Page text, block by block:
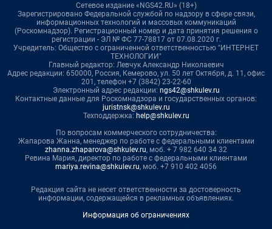
Сетевое издание «NGS42.RU» (18+)
Зарегистрировано Федеральной службой по надзору в сфере связи,
информационных технологий и массовых коммуникаций
(Роскомнадзор). Регистрационный номер и дата принятия решения о
регистрации - ЭЛ № ФС 77-78817 от 07.08.2020 г.
Учредитель: Общество с ограниченной ответственностью "ИНТЕРНЕТ
ТЕХНОЛОГИИ"
Главный редактор: Левчук Александр Николаевич
Адрес редакции: 650000, Россия, Кемерово, ул. 50 лет Октября, д. 11, офис
201, телефон +7 (3842) 23-22-60
Электронный адрес редакции: ngs42@shkulev.ru
Контактные данные для Роскомнадзора и государственных органов:
juristnsk@shkulev.ru
Техподдержка: help@shkulev.ru
По вопросам коммерческого сотрудничества:
Жапарова Жанна, менеджер по работе с федеральными клиентами
zhanna.zhaparova@shkulev.ru, моб. + 7 982 640 34 32
Ревина Мария, директор по работе с федеральными клиентами
mariya.revina@shkulev.ru, моб. +7 910 402 4056
Редакция сайта не несет ответственности за достоверность
информации, содержащейся в рекламных объявлениях.
Информация об ограничениях